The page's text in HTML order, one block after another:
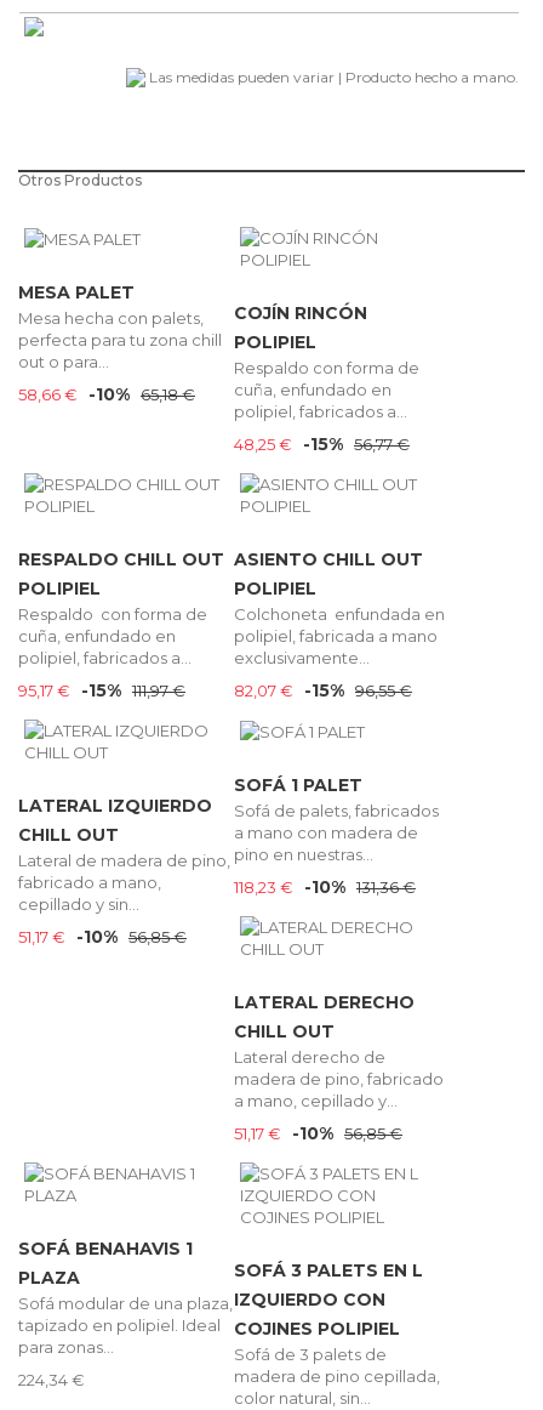
Las medidas pueden variar | Producto hecho a mano.
Otros Productos
MESA PALET
Mesa hecha con palets,
perfecta para tu zona chill
out o para...
58,66 €
-10% 65,18 €
COJÍN RINCÓN
POLIPIEL
Respaldo con forma de
cuña, enfundado en
polipiel, fabricados a...
48,25 €
-15% 56,77 €
RESPALDO CHILL OUT
POLIPIEL
Respaldo con forma de
cuña, enfundado en
polipiel, fabricados a...
95,17 €
-15% 111,97 €
ASIENTO CHILL OUT
POLIPIEL
Colchoneta enfundada en
polipiel, fabricada a mano
exclusivamente...
82,07 €
-15% 96,55 €
LATERAL IZQUIERDO
CHILL OUT
Lateral de madera de pino,
fabricado a mano,
cepillado y sin...
51,17 €
-10% 56,85 €
SOFÁ 1 PALET
Sofá de palets, fabricados
a mano con madera de
pino en nuestras...
118,23 €
-10% 131,36 €
LATERAL DERECHO
CHILL OUT
Lateral derecho de
madera de pino, fabricado
a mano, cepillado y...
51,17 €
-10% 56,85 €
SOFÁ BENAHAVIS 1
PLAZA
Sofá modular de una plaza,
tapizado en polipiel. Ideal
para zonas...
224,34 €
SOFÁ 3 PALETS EN L
IZQUIERDO CON
COJINES POLIPIEL
Sofá de 3 palets de
madera de pino cepillada,
color natural, sin...